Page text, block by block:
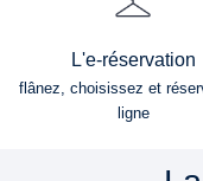
L'e-réservation
flânez, choisissez et
ligne